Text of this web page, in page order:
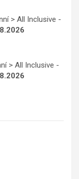
> All Inclusive -
> All Inclusive -